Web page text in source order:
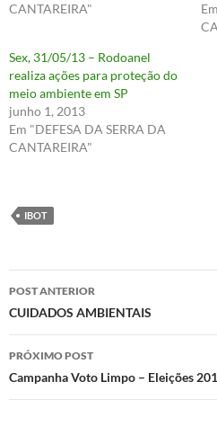
CANTAREIRA"
Sex, 31/05/13 – Rodoanel
realiza ações para proteção do
meio ambiente em SP
junho 1, 2013
Em "DEFESA DA SERRA DA
CANTAREIRA"
IBOT
Navegação
de
posts
POST ANTERIOR
CUIDADOS AMBIENTAIS
PRÓXIMO POST
Campanha Voto Limpo – Eleições